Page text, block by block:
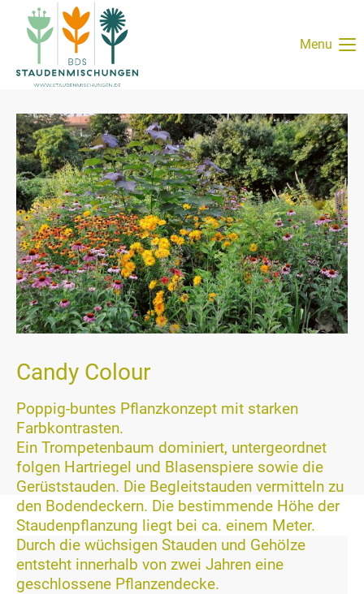
Login
Benutzername
Passwort
Anmelden
Register|Lost your password?
Support
24h/ 365days
We offer support for our customers
Mon - Fri 8:00am - 5:00pm(GMT +1)
Get in touch
Menu
Candy Colour
Poppig-buntes Pflanzkonzept mit starken
Farbkontrasten.
Ein Trompetenbaum dominiert, untergeordnet
folgen Hartriegel und Blasenspiere sowie die
Gerüststauden. Die Begleitstauden vermitteln zu
den Bodendeckern. Die bestimmende Höhe der
Staudenpflanzung liegt bei ca. einem Meter.
Durch die wüchsigen Stauden und Gehölze
entsteht innerhalb von zwei Jahren eine
geschlossene Pflanzendecke.